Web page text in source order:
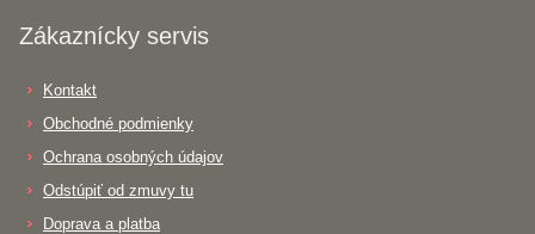
Zákaznícky servis
Kontakt
Obchodné podmienky
Ochrana osobných údajov
Odstúpiť od zmuvy tu
Doprava a platba